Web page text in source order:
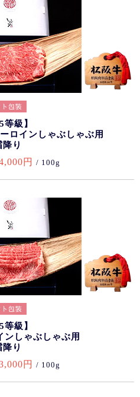
等級】
ロインしゃぶしゃぶ用
降り
円 / 100g
等級】
ンしゃぶしゃぶ用
降り
円 / 100g